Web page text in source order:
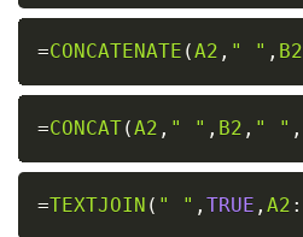
=CONCATENATE (A2 , " " , B2
=CONCAT(A2 , " " , B2 , " " ,
=TEXTJOIN ( " " , TRUE , A2 :